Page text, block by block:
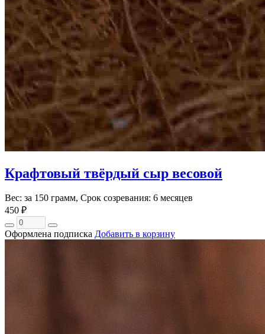
Крафтовый твёрдый сыр весовой
Вес: за 150 грамм, Срок созревания: 6 месяцев
450 ₽
Оформлена подписка Добавить в корзину